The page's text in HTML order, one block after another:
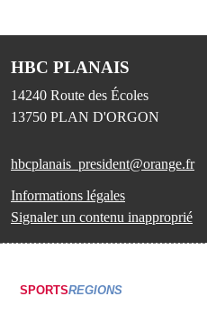
HBC PLANAIS
14240 Route des Écoles
13750 PLAN D'ORGON
hbcplanais_president@orange.fr
Informations légales
Signaler un contenu inapproprié
SPORTSREGIONS